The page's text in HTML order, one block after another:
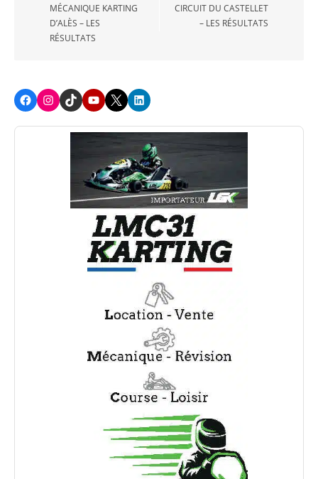
MÉCANIQUE KARTING
D’ALÈS – LES
RÉSULTATS
CIRCUIT DU CASTELLET
– LES RÉSULTATS
FacebookInstagram
TikTokYoutube
X LinkedIn